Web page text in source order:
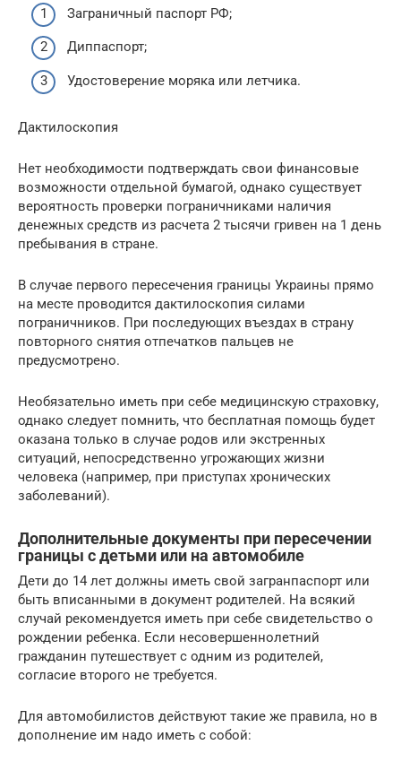
Заграничный паспорт РФ;
Диппаспорт;
Удостоверение моряка или летчика.
Дактилоскопия
Нет необходимости подтверждать свои финансовые
возможности отдельной бумагой, однако существует
вероятность проверки пограничниками наличия
денежных средств из расчета 2 тысячи гривен на 1 день
пребывания в стране.
В случае первого пересечения границы Украины прямо
на месте проводится дактилоскопия силами
пограничников. При последующих въездах в страну
повторного снятия отпечатков пальцев не
предусмотрено.
Необязательно иметь при себе медицинскую страховку,
однако следует помнить, что бесплатная помощь будет
оказана только в случае родов или экстренных
ситуаций, непосредственно угрожающих жизни
человека (например, при приступах хронических
заболеваний).
Дополнительные документы при пересечении
границы с детьми или на автомобиле
Дети до 14 лет должны иметь свой загранпаспорт или
быть вписанными в документ родителей. На всякий
случай рекомендуется иметь при себе свидетельство о
рождении ребенка. Если несовершеннолетний
гражданин путешествует с одним из родителей,
согласие второго не требуется.
Для автомобилистов действуют такие же правила, но в
дополнение им надо иметь с собой: